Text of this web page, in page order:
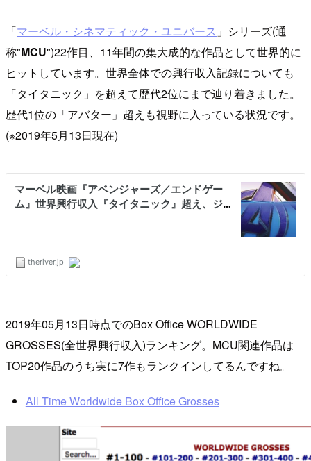
「マーベル・シネマティック・ユニバース 」シリーズ(通
称"MCU")22作目、11年間の集大成的な作品として世界的に
ヒットしています。世界全体での興行収入記録についても
「タイタニック」を超えて歴代2位にまで辿り着きました。
歴代1位の「アバター」超えも視野に入っている状況です。
(※2019年5月13日現在)
2019年05月13日時点でのBox Office WORLDWIDE
GROSSES(全世界興行収入)ランキング。MCU関連作品は
TOP20作品のうち実に7作もランクインしてるんですね。
All Time Worldwide Box Office Grosses